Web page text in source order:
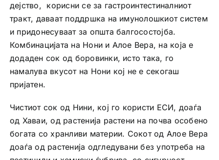
дејство, корисни се за гастроинтестиналниот
тракт, даваат поддршка на имунолошкиот систем
и придонесуваат за општа балгосостојба.
Комбинацијата на Нони и Алое Вера, на која е
додаден сок од боровинки, исто така, го
намалува вкусот на Нони кој не е секогаш
пријатен.
Чистиот сок од Нини, кој го користи ЕСИ, доаѓа
од Хаваи, од растенија растени на почва особено
богата со хранливи материи. Сокот од Алое Вера
доаѓа од растенија одгледувани без употреба на